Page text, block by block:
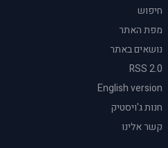
חיפוש
מפת האתר
נושאים באתר
RSS 2.0
English version
חנות ג'ויסטיק
קשר אלינו